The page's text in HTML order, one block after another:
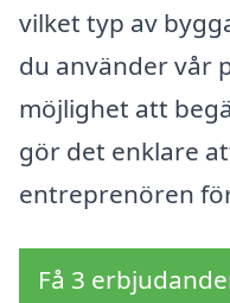
vilket typ av
du använder vår
möjlighet att
gör det enklare
entreprenören
Få 3